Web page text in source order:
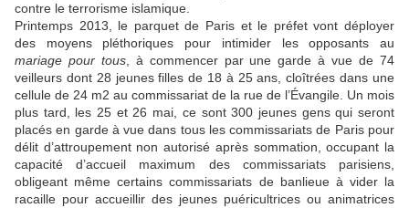
contre le terrorisme islamique.
Printemps 2013, le parquet de Paris et le préfet vont déployer
des moyens pléthoriques pour intimider les opposants au
mariage pour tous, à commencer par une garde à vue de 74
veilleurs dont 28 jeunes filles de 18 à 25 ans, cloîtrées dans une
cellule de 24 m2 au commissariat de la rue de l’Évangile. Un mois
plus tard, les 25 et 26 mai, ce sont 300 jeunes gens qui seront
placés en garde à vue dans tous les commissariats de Paris pour
délit d’attroupement non autorisé après sommation, occupant la
capacité d’accueil maximum des commissariats parisiens,
obligeant même certains commissariats de banlieue à vider la
racaille pour accueillir des jeunes puéricultrices ou animatrices